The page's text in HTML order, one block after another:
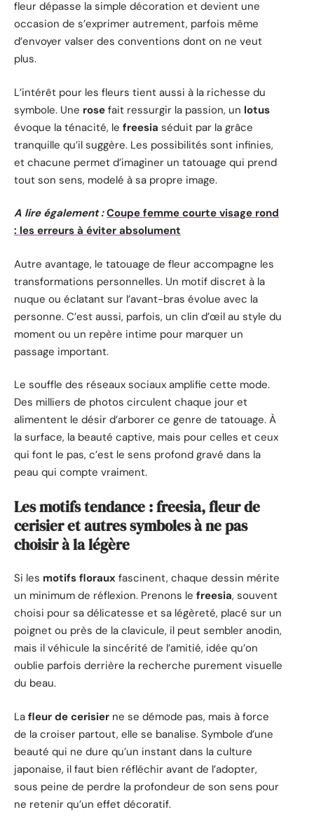
fleur dépasse la simple décoration et devient une
occasion de s’exprimer autrement, parfois même
d’envoyer valser des conventions dont on ne veut
plus.
L’intérêt pour les fleurs tient aussi à la richesse du
symbole. Une rose fait ressurgir la passion, un lotus
évoque la ténacité, le freesia séduit par la grâce
tranquille qu’il suggère. Les possibilités sont infinies,
et chacune permet d’imaginer un tatouage qui prend
tout son sens, modelé à sa propre image.
A lire également : Coupe femme courte visage rond
: les erreurs à éviter absolument
Autre avantage, le tatouage de fleur accompagne les
transformations personnelles. Un motif discret à la
nuque ou éclatant sur l’avant-bras évolue avec la
personne. C’est aussi, parfois, un clin d’œil au style du
moment ou un repère intime pour marquer un
passage important.
Le souffle des réseaux sociaux amplifie cette mode.
Des milliers de photos circulent chaque jour et
alimentent le désir d’arborer ce genre de tatouage. À
la surface, la beauté captive, mais pour celles et ceux
qui font le pas, c’est le sens profond gravé dans la
peau qui compte vraiment.
Les motifs tendance : freesia, fleur de
cerisier et autres symboles à ne pas
choisir à la légère
Si les motifs floraux fascinent, chaque dessin mérite
un minimum de réflexion. Prenons le freesia, souvent
choisi pour sa délicatesse et sa légèreté, placé sur un
poignet ou près de la clavicule, il peut sembler anodin,
mais il véhicule la sincérité de l’amitié, idée qu’on
oublie parfois derrière la recherche purement visuelle
du beau.
La fleur de cerisier ne se démode pas, mais à force
de la croiser partout, elle se banalise. Symbole d’une
beauté qui ne dure qu’un instant dans la culture
japonaise, il faut bien réfléchir avant de l’adopter,
sous peine de perdre la profondeur de son sens pour
ne retenir qu’un effet décoratif.